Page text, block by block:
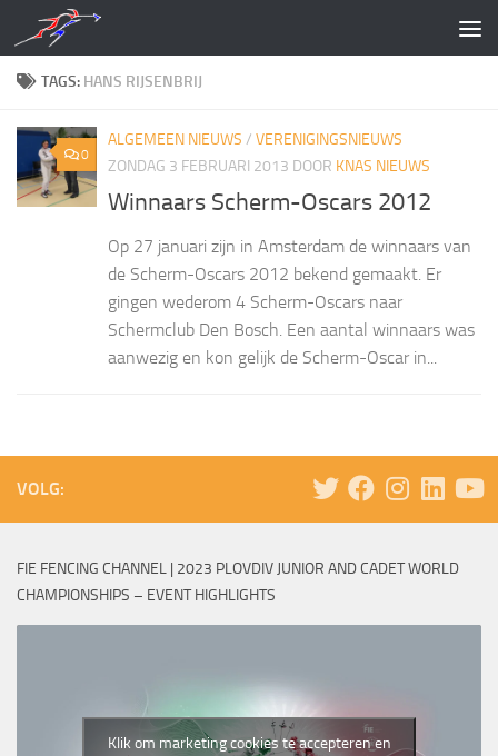
Doorgaan naar inhoud
TAGS: HANS RIJSENBRIJ
0
ALGEMEEN NIEUWS / VERENIGINGSNIEUWS
ZONDAG 3 FEBRUARI 2013 DOOR KNAS NIEUWS
Winnaars Scherm-Oscars 2012
Op 27 januari zijn in Amsterdam de winnaars van
de Scherm-Oscars 2012 bekend gemaakt. Er
gingen wederom 4 Scherm-Oscars naar
Schermclub Den Bosch. Een aantal winnaars was
aanwezig en kon gelijk de Scherm-Oscar in...
VOLG:
FIE FENCING CHANNEL | 2023 PLOVDIV JUNIOR AND CADET WORLD
CHAMPIONSHIPS – EVENT HIGHLIGHTS
Klik om marketing cookies te accepteren en